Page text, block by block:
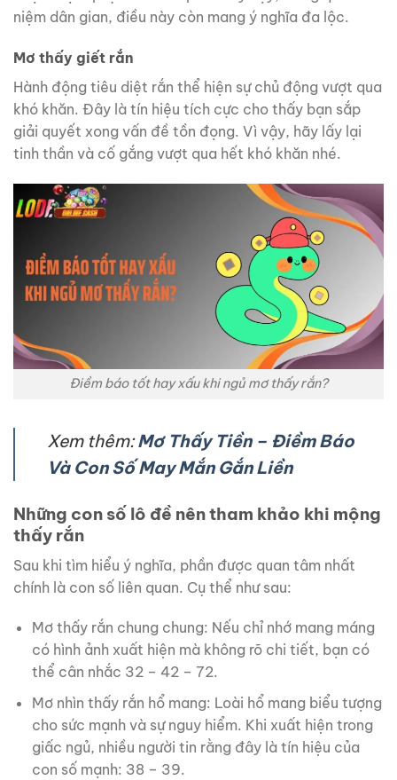
niệm dân gian, điều này còn mang ý nghĩa đa lộc.
Mơ thấy giết rắn
Hành động tiêu diệt rắn thể hiện sự chủ động vượt qua
khó khăn. Đây là tín hiệu tích cực cho thấy bạn sắp
giải quyết xong vấn đề tồn đọng. Vì vậy, hãy lấy lại
tinh thần và cố gắng vượt qua hết khó khăn nhé.
Điềm báo tốt hay xấu khi ngủ mơ thấy rắn?
Xem thêm:Mơ Thấy Tiền – Điềm Báo
Và Con Số May Mắn Gắn Liền
Những con số lô đề nên tham khảo khi mộng
thấy rắn
Sau khi tìm hiểu ý nghĩa, phần được quan tâm nhất
chính là con số liên quan. Cụ thể như sau:
Mơ thấy rắn chung chung: Nếu chỉ nhớ mang máng
có hình ảnh xuất hiện mà không rõ chi tiết, bạn có
thể cân nhắc 32 – 42 – 72.
Mơ nhìn thấy rắn hổ mang: Loài hổ mang biểu tượng
cho sức mạnh và sự nguy hiểm. Khi xuất hiện trong
giấc ngủ, nhiều người tin rằng đây là tín hiệu của
con số mạnh: 38 – 39.